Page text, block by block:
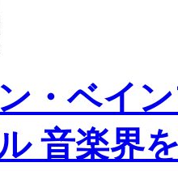
・ベイ
ル 音楽界